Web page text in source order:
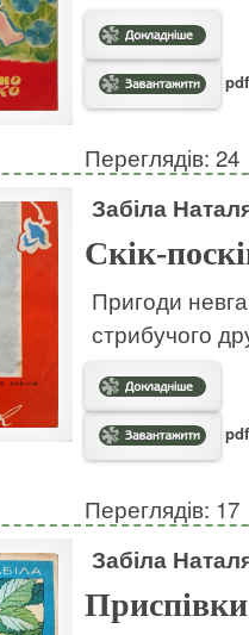
Переглядів: 24
Забіла
Скік-
Пригоди
стрибучого
Переглядів: 17
Забіла
Приспівки